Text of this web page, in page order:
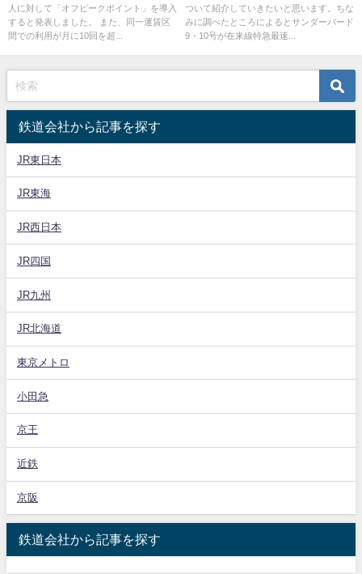
人に対して「オフピークポイント」を導入
すると発表しました。 また、同一運賃区
間での利用が月に10回を超...
ついて紹介していきたいと思います。ちな
みに調べたところによるとサンダーバード
9・10号が在来線特急最速...
鉄道会社から記事を探す
JR東日本
JR東海
JR西日本
JR四国
JR九州
JR北海道
東京メトロ
小田急
京王
近鉄
京阪
鉄道会社から記事を探す